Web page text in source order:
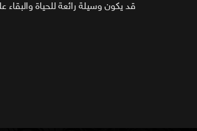
قد يكون وسيلة رائعة للحياة